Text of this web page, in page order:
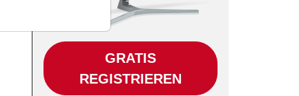
GRATIS
REGISTRIEREN